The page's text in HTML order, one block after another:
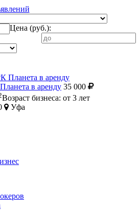
Цена (руб.):
в аренду 35 000
Возраст бизнеса: от 3 лет
Уфа